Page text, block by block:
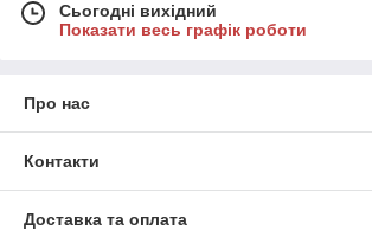
Сьогодні вихідний
Показати весь графік роботи
Про нас
Контакти
Доставка та оплата